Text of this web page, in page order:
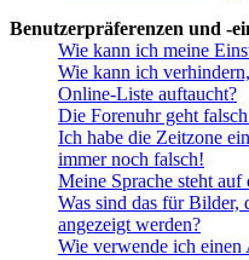
Benutzerpräferenzen und -
Wie kann ich meine
Wie kann ich
Online-Liste auftaucht?
Die Forenuhr geht
Ich habe die Zeitzone
immer noch falsch!
Meine Sprache steht
Was sind das für Bilder,
angezeigt werden?
Wie verwende ich einen